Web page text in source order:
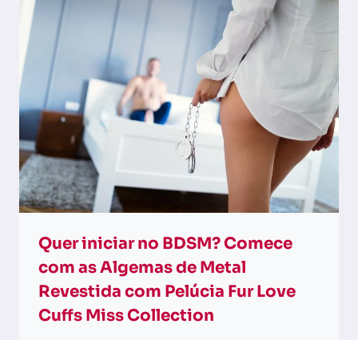
Quer iniciar no BDSM? Comece
com as Algemas de Metal
Revestida com Pelúcia Fur Love
Cuffs Miss Collection